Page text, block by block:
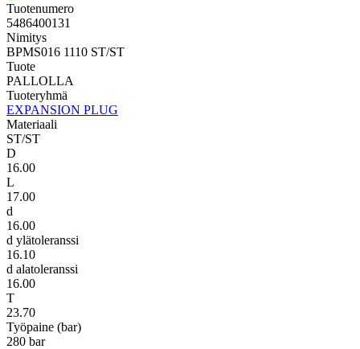
Tuotenumero
5486400131
Nimitys
BPMS016 1110 ST/ST
Tuote
PALLOLLA
Tuoteryhmä
EXPANSION PLUG
Materiaali
ST/ST
D
16.00
L
17.00
d
16.00
d ylätoleranssi
16.10
d alatoleranssi
16.00
T
23.70
Työpaine (bar)
280 bar